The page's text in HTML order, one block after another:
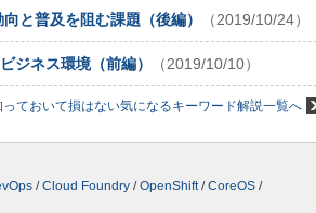
と普及を阻む課題（後編） （2019/10/24）
ジネス環境（前編） （2019/10/10）
っておいて損はない気になるキーワード解説一覧へ
/Cloud Foundry /OpenShift/CoreOS /